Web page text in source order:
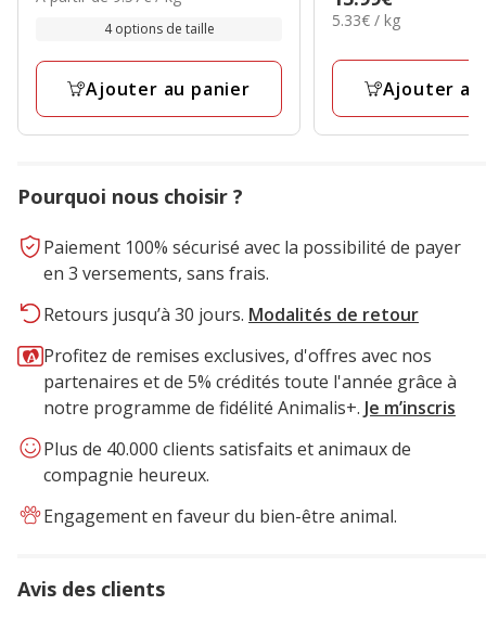
avec
avis
99.58€
4 options de taille
Ajouter au panier
étoiles
avec
94
15.99€
5.33€
Kg
5.33€ / kg
Ajouter
Pourquoi nous choisir ?
Paiement 100% sécurisé avec la possibilité de payer
en 3 versements, sans frais.
Retours jusqu’à 30 jours. Modalités de retour
Profitez de remises exclusives, d'offres avec nos
partenaires et de 5% crédités toute l'année grâce à
notre programme de fidélité Animalis+. Je m’inscris
Plus de 40.000 clients satisfaits et animaux de
compagnie heureux.
Engagement en faveur du bien-être animal.
Avis des clients